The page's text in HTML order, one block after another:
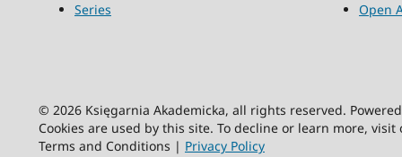
Series
Open
© 2026 Księgarnia Akademicka, all rights reserved.
Cookies are used by this site. To decline or learn more,
Terms and Conditions | Privacy Policy